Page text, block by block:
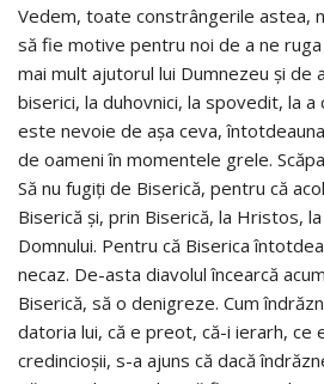
Vedem, toate constrângerile astea,
să fie motive pentru noi de a ne
mai mult ajutorul lui Dumnezeu şi de
biserici, la duhovnici, la spovedit, la
este nevoie de aşa ceva,
de oameni în momentele grele.
Să nu fugiţi de Biserică, pentru că
Biserică şi, prin Biserică, la Hristos,
Domnului. Pentru că Biserica
necaz. De-asta diavolul încearcă
Biserică, să o denigreze. Cum
datoria lui, că e preot, că-i ierarh, ce
credincioşii, s-a ajuns că dacă